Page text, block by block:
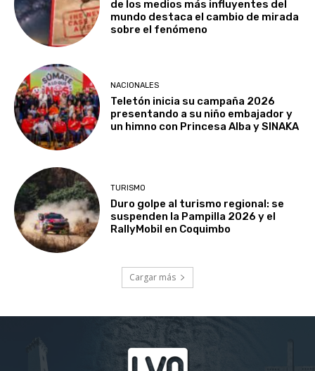
de los medios más influyentes del
mundo destaca el cambio de mirada
sobre el fenómeno
NACIONALES
Teletón inicia su campaña 2026
presentando a su niño embajador y
un himno con Princesa Alba y SINAKA
TURISMO
Duro golpe al turismo regional: se
suspenden la Pampilla 2026 y el
RallyMobil en Coquimbo
Cargar más